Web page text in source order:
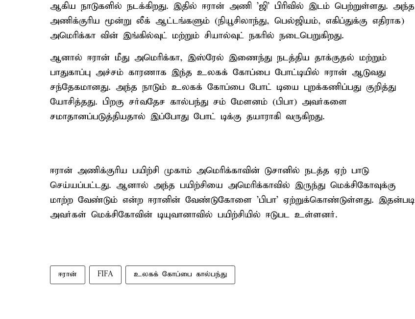
ஆகிய நாடுகளில் நடக்கிறது. இதில் ஈரான் அணி 'ஜி' பிரிவில் இடம் பெற்றுள்ளது. அந்த
அணிக்குரிய மூன்று லீக் ஆட்டங்களும் (நியூசிலாந்து, பெல்ஜியம், எகிப்துக்கு எதிராக)
அமெரிக்கா வின் இங்கில்வுட் மற்றும் சியால்வுட் நகரில் நடைபெறுகிறது.
ஆனால் ஈரான் மீது அமெரிக்கா, இஸ்ரேல் இணைந்து நடத்திய தாக்குதல் மற்றும்
பாதுகாப்பு அச்சம் காரணாக இந்த உலகக் கோப்பை போட்டியில் ஈரான் ஆடுவது
சந்தேகமானது. அந்த நாடும் உலகக் கோப்பை போட் டியை புறக்கணிப்பது குறித்து
யோசித்தது. பிறகு சர்வதேச கால்பந்து சம் மேளனம் (பிபா) அவர்களை
சமாதானப்படுத்தியதால் இப்போது போட் டிக்கு தயாராகி வருகிறது.
ஈரான் அணிக்குரிய பயிற்சி முகாம் அமெரிக்காவின் டுசானில் நடத்த ஏற் பாடு
செய்யப்பட்டது. ஆனால் அந்த பயிற்சியை அமெரிக்காவில் இருந்து மெக்சிகோவுக்கு
மாற்ற வேண்டும் என்ற ஈரானின் வேண்டுகோளை 'பிபா' ஏற்றுக்கொண்டுள்ளது. இதன்படி
அவர்கள் மெக்சிகோவின் டியுவானாவில் பயிற்சியில் ஈடுபட உள்ளனர்.
ஈரான் FIFA உலகக் கோப்பை கால்பந்து